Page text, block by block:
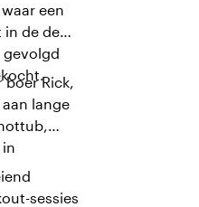
een
in de de
Rick,
lange
sessies